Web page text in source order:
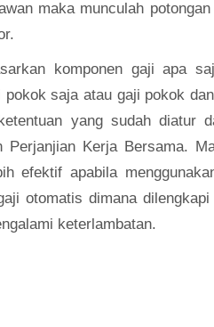
maka munculah
komponen gaji apa
saja atau gaji pokok
yang sudah diatur
Kerja Bersama.
efektif apabila
otomatis dimana
keterlambatan.